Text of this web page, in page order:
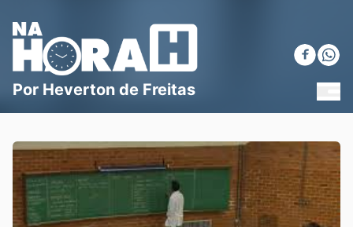
Blog Na Hora H
Por Heverton de Freitas